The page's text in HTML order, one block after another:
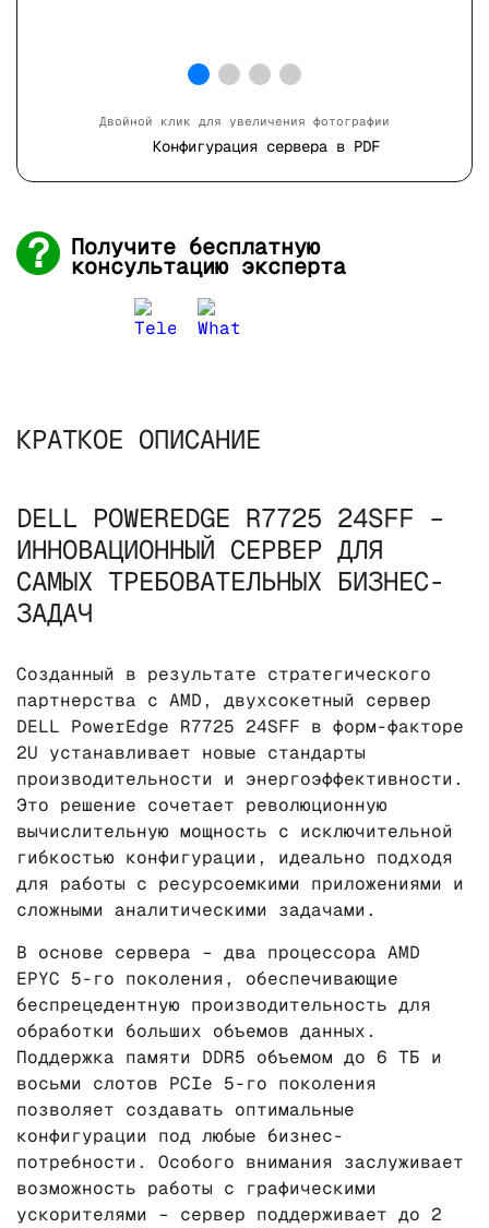
Двойной клик для увеличения фотографии
Конфигурация сервера в PDF
Получите бесплатную
консультацию эксперта
КРАТКОЕ ОПИСАНИЕ
DELL POWEREDGE R7725 24SFF –
ИННОВАЦИОННЫЙ СЕРВЕР ДЛЯ
САМЫХ ТРЕБОВАТЕЛЬНЫХ БИЗНЕС-
ЗАДАЧ
Созданный в результате стратегического
партнерства с AMD, двухсокетный сервер
DELL PowerEdge R7725 24SFF в форм-факторе
2U устанавливает новые стандарты
производительности и энергоэффективности.
Это решение сочетает революционную
вычислительную мощность с исключительной
гибкостью конфигурации, идеально подходя
для работы с ресурсоемкими приложениями и
сложными аналитическими задачами.
В основе сервера – два процессора AMD
EPYC 5-го поколения, обеспечивающие
беспрецедентную производительность для
обработки больших объемов данных.
Поддержка памяти DDR5 объемом до 6 ТБ и
восьми слотов PCIe 5-го поколения
позволяет создавать оптимальные
конфигурации под любые бизнес-
потребности. Особого внимания заслуживает
возможность работы с графическими
ускорителями – сервер поддерживает до 2